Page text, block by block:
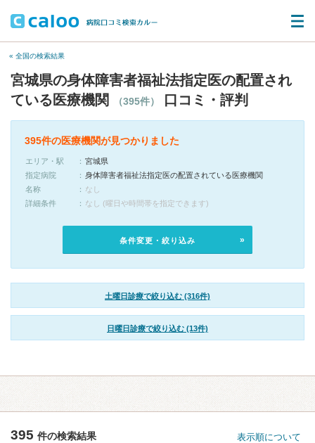
« 全国の検索結果
宮城県の身体障害者福祉法指定医の配置され
ている医療機関
（395件） 口コミ・評判
395件の医療機関が見つかりました
エリア・駅
宮城県
指定病院
身体障害者福祉法指定医の配置されている医療機関
名称
なし
詳細条件
なし (曜日や時間帯を指定できます)
条件変更・絞り込み
土曜日診療で絞り込む (316件)
日曜日診療で絞り込む (13件)
395 件の検索結果 表示順について